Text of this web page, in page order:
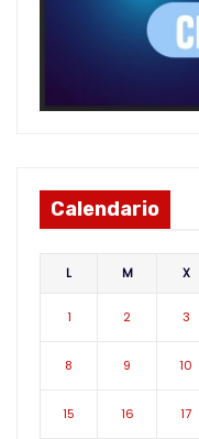
Calendario
L M X
1 2 3
8 9 10
15 16 17